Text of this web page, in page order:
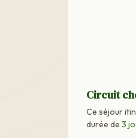
Circuit
Ce séjour
durée de 3